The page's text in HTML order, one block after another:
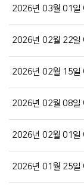
2026년 03월 01일
2026년 02월 22일
2026년 02월 15일
2026년 02월 08일
2026년 02월 01일
2026년 01월 25일